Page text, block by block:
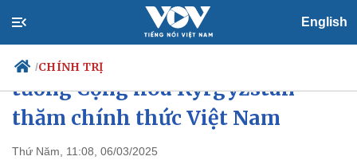
English
/CHÍNH TRỊ
Chính trị
Thủ tướng chủ trì Lễ đón Thủ
tướng Cộng hòa Kyrgyzstan
thăm chính thức Việt Nam
Thứ Năm, 11:08, 06/03/2025